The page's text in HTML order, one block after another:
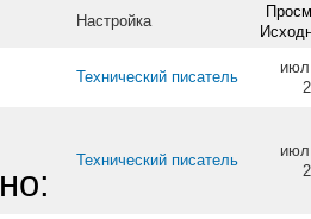
Настройка
Технический писатель
Технический писатель